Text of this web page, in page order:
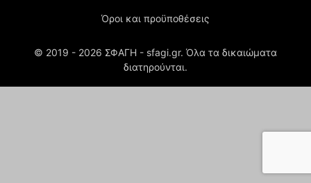
Όροι και προϋποθέσεις
© 2019 - 2026 ΣΦΑΓΗ - sfagi.gr. Όλα τα δικαιώματα
διατηρούνται.